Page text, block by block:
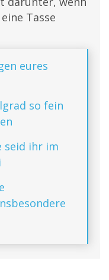
Tasse
eures
so fein
seid ihr im